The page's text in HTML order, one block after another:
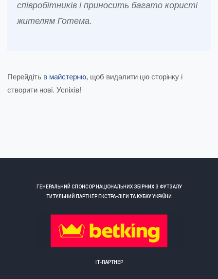
співробітників і приносить багато користі
жителям Готема.
Перейдіть в майстерню, щоб видалити цю сторінку і
створити нові. Успіхів!
ГЕНЕРАЛЬНИЙ СПОНСОР НАЦІОНАЛЬНИХ ЗБІРНИХ З ФУТЗАЛУ
ТИТУЛЬНИЙ ПАРТНЕР ЕКСТРА-ЛІГИ ТА КУБКУ УКРАЇНИ
ІТ-ПАРТНЕР